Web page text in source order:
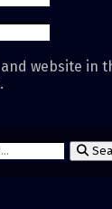
and website in